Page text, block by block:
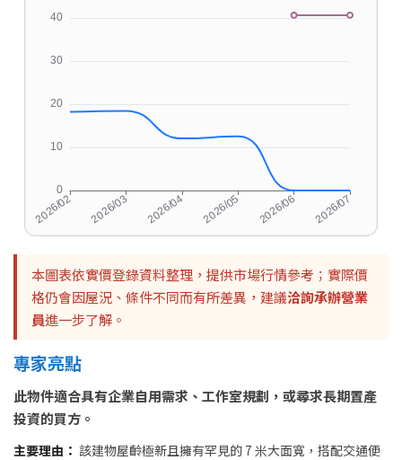
本圖表依實價登錄資料整理，提供市場行情參考；實際價
格仍會因屋況、條件不同而有所差異，建議洽詢承辦營業
員進一步了解。
專家亮點
此物件適合具有企業自用需求、工作室規劃，或尋求長期置產
投資的買方。
主要理由： 該建物屋齡極新且擁有罕見的 7 米大面寬，搭配交通便